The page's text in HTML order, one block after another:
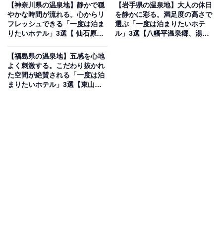
平」公式Webサイトより）
「志戸平温泉 湯の杜 ホテル志戸平」は、豊沢川のほとり
に位置する潤いの渓流リゾートです。翠深い山あいで名
湯を堪能できる「日高見の湯」や「天河の湯」など多彩
な湯殿が魅力。食事は「Live×Buffet ヒカリノモリ」に
て、ライブキッチンで作る出来立ての料理や約60種類の
【神奈川県の温泉地】静かで穏
やかな時間が流れる。心からリ
フレッシュできる「一度は泊ま
りたいホテル」3選【 仙石原温
泉】
【岩手県の温泉地】大人の休日
を静かに彩る。満足度の高さで
選ぶ「一度は泊まりたいホテ
ル」3選【八幡平温泉郷、湯川
【福島県の温泉地】五感を心地
よく刺激する。こだわり抜かれ
た空間が絶賛される「一度は泊
まりたいホテル」3選【東山温